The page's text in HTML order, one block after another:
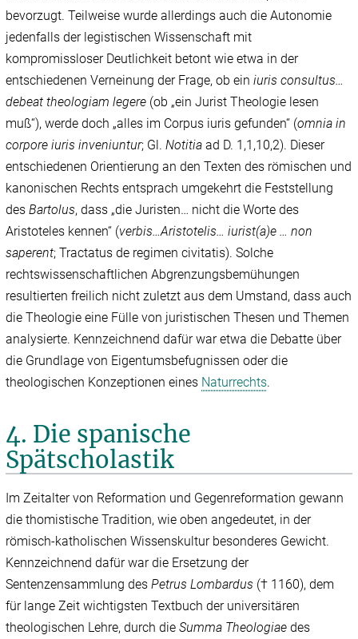
bevorzugt. Teilweise wurde allerdings auch die Autonomie
jedenfalls der legistischen Wissenschaft mit
kompromissloser Deutlichkeit betont wie etwa in der
entschiedenen Verneinung der Frage, ob einiuris consultus…
debeat theologiam legere (ob „ein Jurist Theologie lesen
muß“), werde doch „alles im Corpus iuris gefunden“ (omnia in
corpore iuris inveniuntur; Gl.Notitiaad D. 1,1,10,2). Dieser
entschiedenen Orientierung an den Texten des römischen und
kanonischen Rechts entsprach umgekehrt die Feststellung
desBartolus, dass „die Juristen… nicht die Worte des
Aristoteles kennen“ (verbis…Aristotelis… iurist(a)e … non
saperent; Tractatus de regimen civitatis). Solche
rechtswissenschaftlichen Abgrenzungsbemühungen
resultierten freilich nicht zuletzt aus dem Umstand, dass auch
die Theologie eine Fülle von juristischen Thesen und Themen
analysierte. Kennzeichnend dafür war etwa die Debatte über
die Grundlage von Eigentumsbefugnissen oder die
theologischen Konzeptionen eines Naturrechts.
4. Die spanische
Spätscholastik
Im Zeitalter von Reformation und Gegenreformation gewann
die thomistische Tradition, wie oben angedeutet, in der
römisch-katholischen Wissenskultur besonderes Gewicht.
Kennzeichnend dafür war die Ersetzung der
Sentenzensammlung desPetrus Lombardus († 1160), dem
für lange Zeit wichtigsten Textbuch der universitären
theologischen Lehre, durch dieSumma Theologiae des